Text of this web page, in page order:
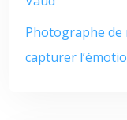
Photographe de
capturer